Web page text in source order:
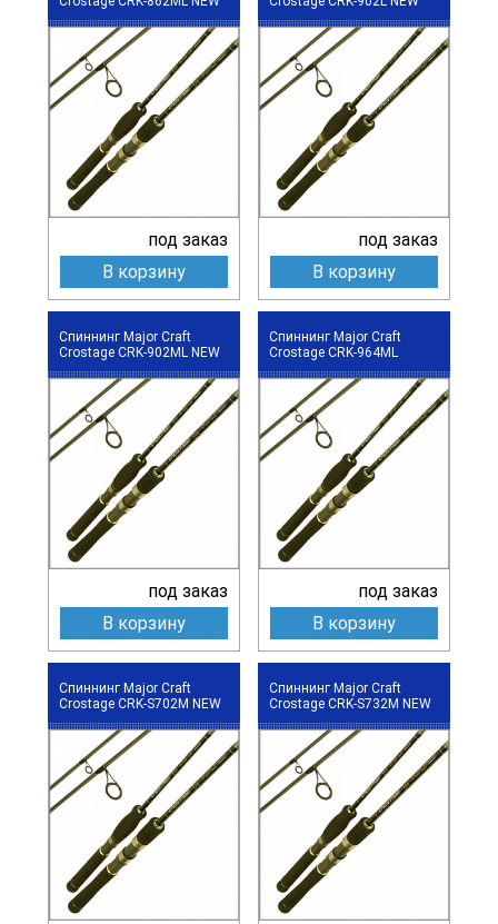
под заказ
В корзину
под заказ
В корзину
Спиннинг Major Craft
Crostage CRK-902ML NEW
под заказ
В корзину
Спиннинг Major Craft
Crostage CRK-964ML
под заказ
В корзину
Спиннинг Major Craft
Crostage CRK-S702M NEW
Спиннинг Major Craft
Crostage CRK-S732M NEW